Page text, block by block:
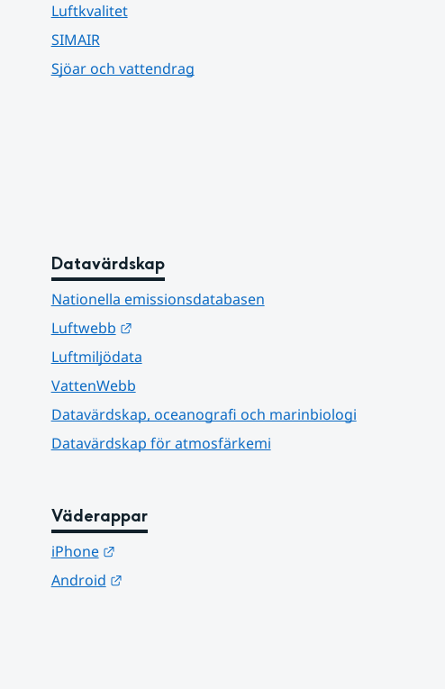
Luftkvalitet
SIMAIR
Sjöar och vattendrag
Datavärdskap
Nationella emissionsdatabasen
Luftwebb
Länk till annan webbplats.
Luftmiljödata
VattenWebb
Datavärdskap, oceanografi och marinbiologi
Datavärdskap för atmosfärkemi
Väderappar
iPhone
Länk till annan webbplats.
Android
Länk till annan webbplats.